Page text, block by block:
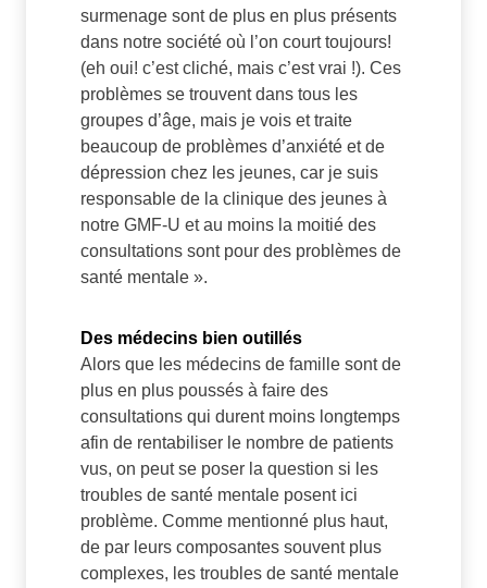
surmenage sont de plus en plus présents
dans notre société où l’on court toujours!
(eh oui! c’est cliché, mais c’est vrai !). Ces
problèmes se trouvent dans tous les
groupes d’âge, mais je vois et traite
beaucoup de problèmes d’anxiété et de
dépression chez les jeunes, car je suis
responsable de la clinique des jeunes à
notre GMF-U et au moins la moitié des
consultations sont pour des problèmes de
santé mentale ».
Des médecins bien outillés
Alors que les médecins de famille sont de
plus en plus poussés à faire des
consultations qui durent moins longtemps
afin de rentabiliser le nombre de patients
vus, on peut se poser la question si les
troubles de santé mentale posent ici
problème. Comme mentionné plus haut,
de par leurs composantes souvent plus
complexes, les troubles de santé mentale